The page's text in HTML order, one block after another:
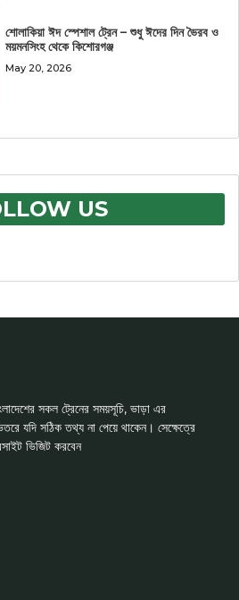
শোলাকিয়া ঈদ স্পেশাল ট্রেন – শুধু ঈদের দিন ভৈরব ও
ময়মনসিংহ থেকে কিশোরগঞ্জ
May 20, 2026
US
সকল ট্রেনের সময়সূচি, ভাড়া এর
যদি সঠিক তথ্য না পেয়ে থাকেন। সেক্ষেত্রে
ভিজিট করবেন